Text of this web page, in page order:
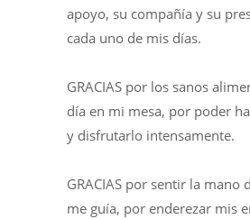
apoyo, su compañía y su
cada uno de mis días.
GRACIAS por los sanos
día en mi mesa, por poder
y disfrutarlo intensamente.
GRACIAS por sentir la mano
me guía, por enderezar mis